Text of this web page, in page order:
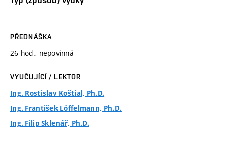
PŘEDNÁŠKA
26 hod., nepovinná
VYUČUJÍCÍ / LEKTOR
Ing. Rostislav Koštial, Ph.D.
Ing. František Löffelmann, Ph.D.
Ing. Filip Sklenář, Ph.D.